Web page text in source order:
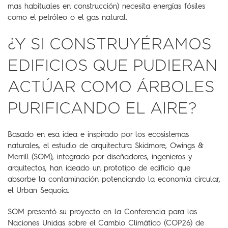
mas habituales en construcción) necesita energías fósiles
como el petróleo o el gas natural.
¿Y SI CONSTRUYÉRAMOS
EDIFICIOS QUE PUDIERAN
ACTÚAR COMO ÁRBOLES
PURIFICANDO EL AIRE?
Basado en esa idea e inspirado por los ecosistemas
naturales, el estudio de arquitectura Skidmore, Owings &
Merrill (SOM), integrado por diseñadores, ingenieros y
arquitectos, han ideado un prototipo de edificio que
absorbe la contaminación potenciando la economía circular,
el Urban Sequoia.
SOM presentó su proyecto en la Conferencia para las
Naciones Unidas sobre el Cambio Climático (COP26) de